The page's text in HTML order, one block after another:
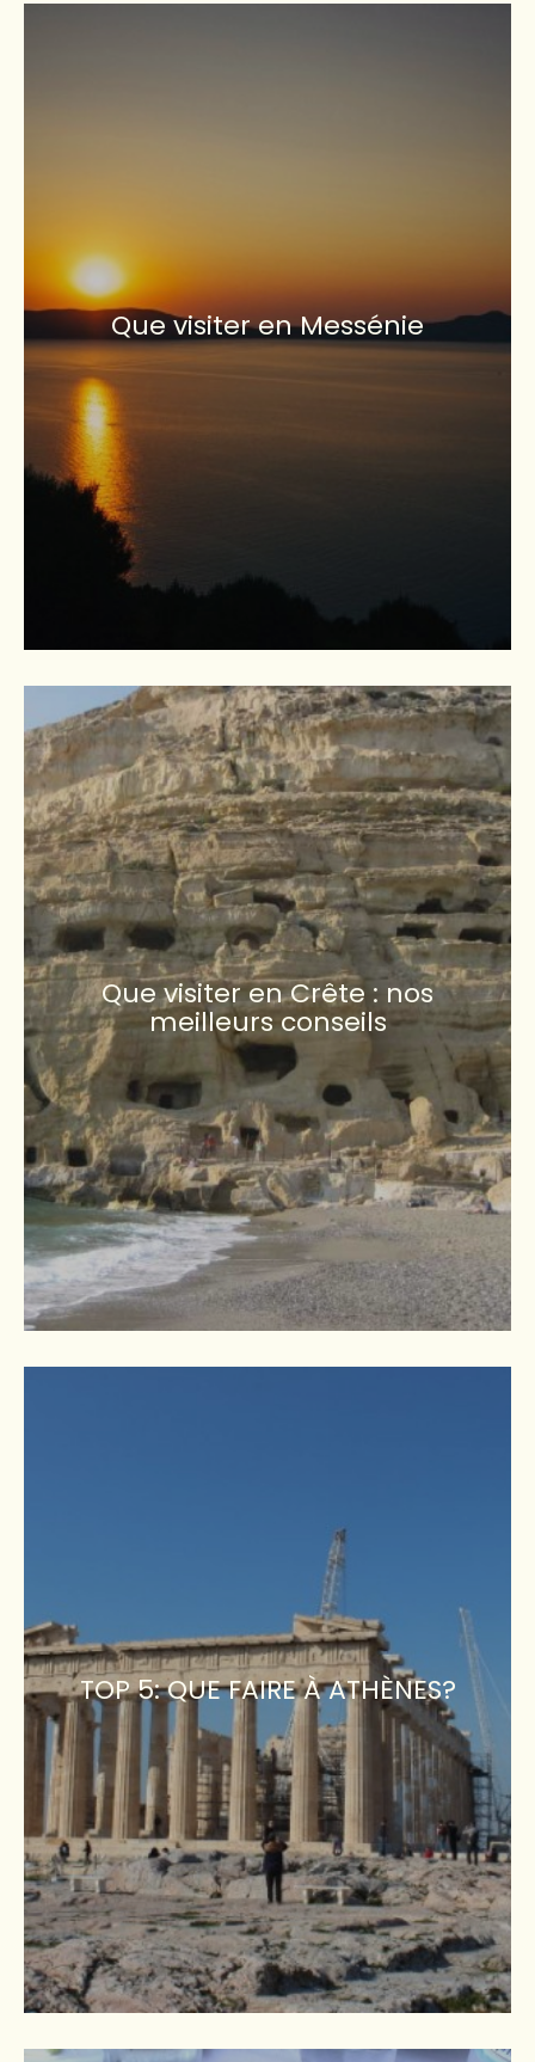
Que visiter en Messénie
Que visiter en Crête : nos
meilleurs conseils
TOP 5: QUE FAIRE À ATHÈNES?